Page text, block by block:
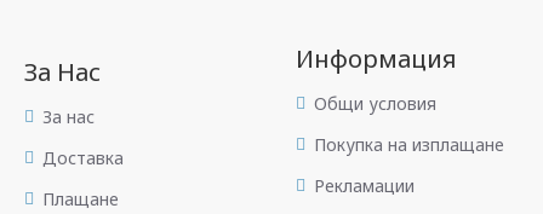
За Нас
За нас
Доставка
Плащане
Информация
Общи условия
Покупка на изплащане
Рекламации